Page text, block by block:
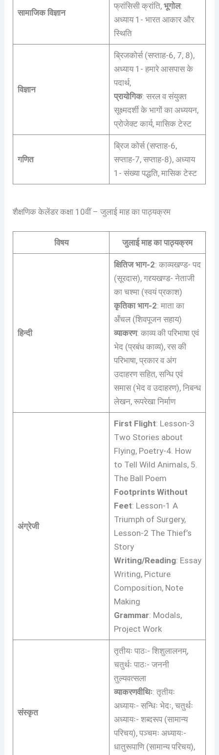
सामाजिक विज्ञान
फ्रांसिसी क्रांति, भूगोल:
अध्याय 1- भारत आकार और
स्थिति
विज्ञान
ब्रिजकोर्स (सप्ताह-6, 7, 8),
अध्याय 1- हमारे आसपास के
पदार्थ,
प्रायोगिक: सरल व संयुक्त
सूक्ष्मदर्शी के भागों का अध्ययन,
प्रोजेक्ट कार्य, मासिक टेस्ट
गणित
ब्रिज कोर्स (सप्ताह-6,
सप्ताह-7, सप्ताह-8), अध्याय
1- संख्या पद्धति, मासिक टेस्ट
शैक्षणिक केलेंडर कक्षा 10वीं – जुलाई माह का पाठ्यक्रम
विषय जुलाई माह का पाठ्यक्रम
हिन्दी
क्षितिज भाग-2: काव्यखण्ड- पद
(सूरदास), गद्द्यखण्ड- नेताजी
का चश्मा (स्वयं प्रकाश)
कृतिका भाग-2: माता का
अँचल (शिवपूजन सहाय)
व्याकरण: काव्य की परिभाषा एवं
भेद (प्रबंध काव्य), रस की
परिभाषा, प्रकार व अंग
उदाहरण सहित, सन्धि एवं
समास (भेद व उदाहरण), निबन्ध
लेखन, रूपरेखा निर्माण
अंग्रेजी
First Flight: Lesson-3
Two Stories about
Flying, Poetry-4. How
to Tell Wild Animals, 5.
The Ball Poem
Footprints Without
Feet: Lesson-1 A
Triumph of Surgery,
Lesson-2 The Thief’s
Story
Writing/Reading: Essay
Writing, Picture
Composition, Note
Making
Grammar: Modals,
Project Work
संस्कृत
तृतीयः पाठः- शिशुलालनम्,
चतुर्थः पाठः- जननी
तुल्यवत्सला
व्याकरणवीथिः: तृतीयः
अध्यायः- सन्धिः भेदः, चतुर्थः
अध्यायः- शब्दरूप (सामान्य
परिचय), पञ्चमः अध्यायः-
धातुरूपाणि (सामान्य परिचय),